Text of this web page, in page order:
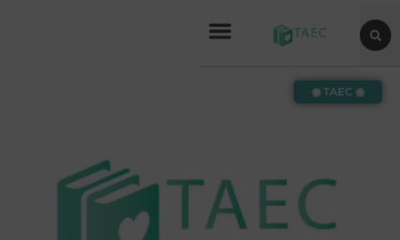
◉ TAEC ◉